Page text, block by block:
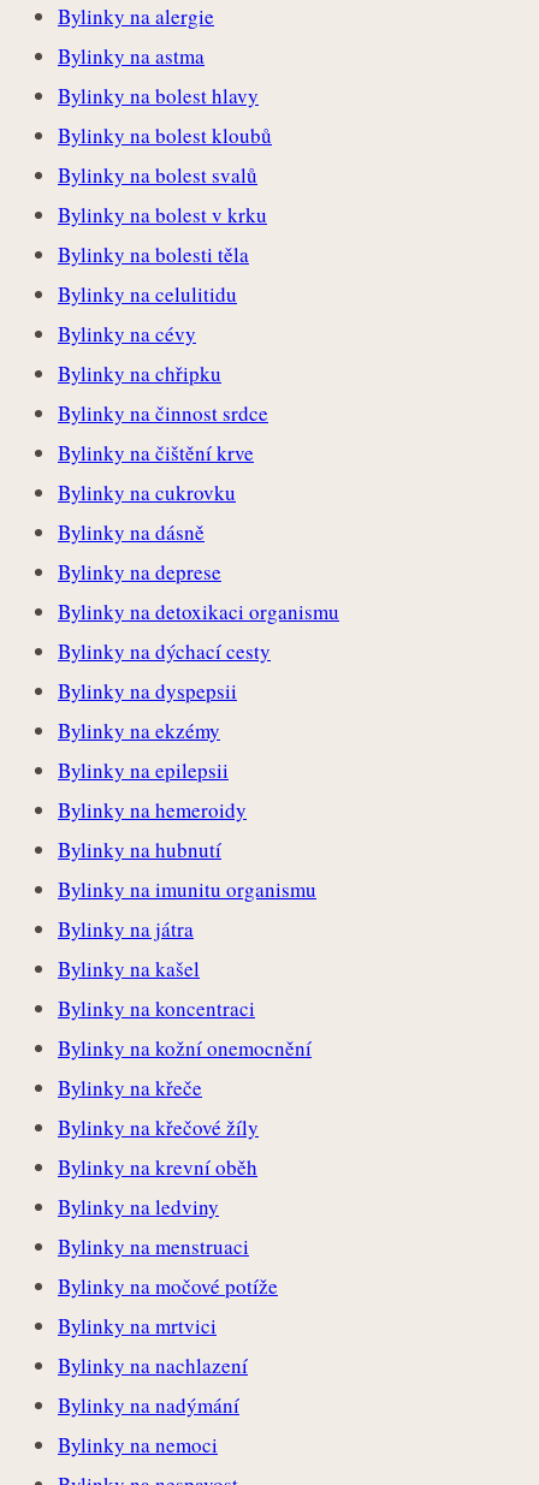
Bylinky na alergie
Bylinky na astma
Bylinky na bolest hlavy
Bylinky na bolest kloubů
Bylinky na bolest svalů
Bylinky na bolest v krku
Bylinky na bolesti těla
Bylinky na celulitidu
Bylinky na cévy
Bylinky na chřipku
Bylinky na činnost srdce
Bylinky na čištění krve
Bylinky na cukrovku
Bylinky na dásně
Bylinky na deprese
Bylinky na detoxikaci organismu
Bylinky na dýchací cesty
Bylinky na dyspepsii
Bylinky na ekzémy
Bylinky na epilepsii
Bylinky na hemeroidy
Bylinky na hubnutí
Bylinky na imunitu organismu
Bylinky na játra
Bylinky na kašel
Bylinky na koncentraci
Bylinky na kožní onemocnění
Bylinky na křeče
Bylinky na křečové žíly
Bylinky na krevní oběh
Bylinky na ledviny
Bylinky na menstruaci
Bylinky na močové potíže
Bylinky na mrtvici
Bylinky na nachlazení
Bylinky na nadýmání
Bylinky na nemoci